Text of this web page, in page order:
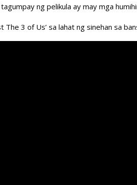
tagumpay ng pelikula ay may mga
The 3 of Us’ sa lahat ng sinehan sa